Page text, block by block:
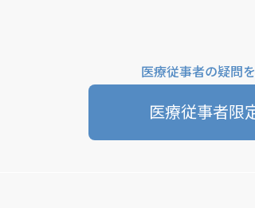
医療従事者の疑問
医療従事者限